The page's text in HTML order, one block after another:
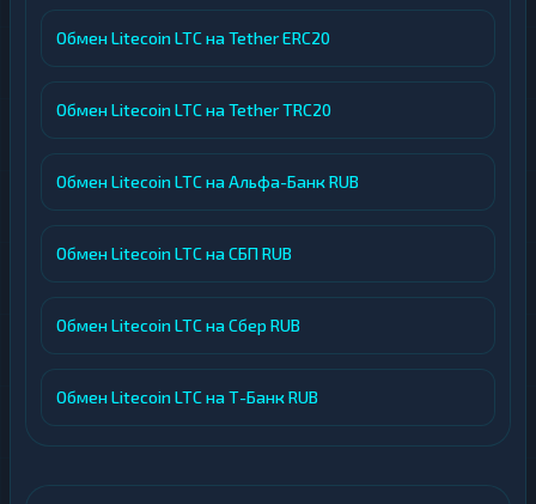
Обмен Litecoin LTC на Tether ERC20
Обмен Litecoin LTC на Tether TRC20
Обмен Litecoin LTC на Альфа-Банк RUB
Обмен Litecoin LTC на СБП RUB
Обмен Litecoin LTC на Сбер RUB
Обмен Litecoin LTC на Т-Банк RUB